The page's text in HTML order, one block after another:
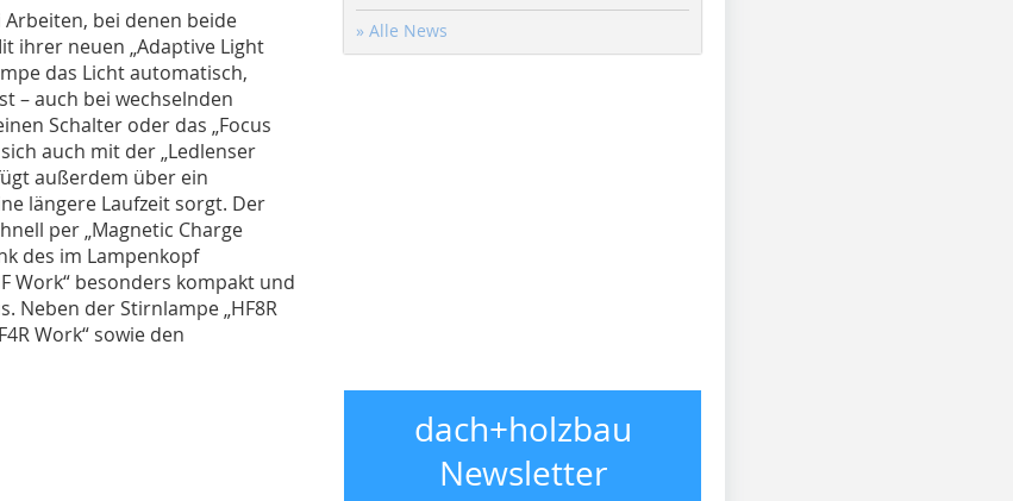
Arbeiten, bei denen beide
ihrer neuen „Adaptive Light
das Licht automatisch,
– auch bei wechselnden
Schalter oder das „Focus
auch mit der „Ledlenser
außerdem über ein
längere Laufzeit sorgt. Der
per „Magnetic Charge
des im Lampenkopf
Work“ besonders kompakt und
Neben der Stirnlampe „HF8R
Work“ sowie den
» Alle News
dach+holzbau
Newsletter